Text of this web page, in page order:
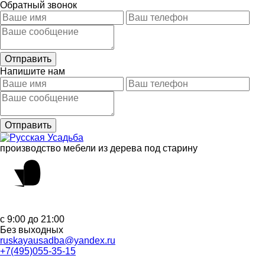
Обратный звонок
Напишите нам
производство мебели из дерева под старину
с 9:00 до 21:00
Без выходных
ruskayausadba@yandex.ru
+7(495)055-35-15